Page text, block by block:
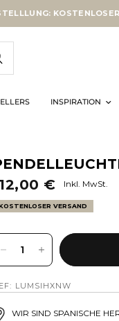
KOSTENLOSER
INSPIRATION
€
Inkl. MwSt.
VERSAND
LUMSIHXNW
WIR SIND SPANISCHE